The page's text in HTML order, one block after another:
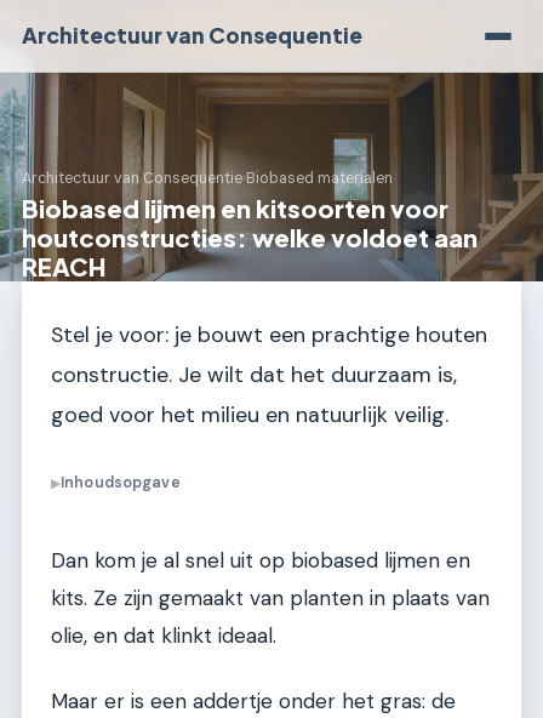
Architectuur van Consequentie
Architectuur van Consequentie›Biobased materialen
Biobased lijmen en kitsoorten voor
houtconstructies: welke voldoet aan
REACH
Stel je voor: je bouwt een prachtige houten
constructie. Je wilt dat het duurzaam is,
goed voor het milieu en natuurlijk veilig.
▶Inhoudsopgave
Dan kom je al snel uit op biobased lijmen en
kits. Ze zijn gemaakt van planten in plaats van
olie, en dat klinkt ideaal.
Maar er is een addertje onder het gras: de